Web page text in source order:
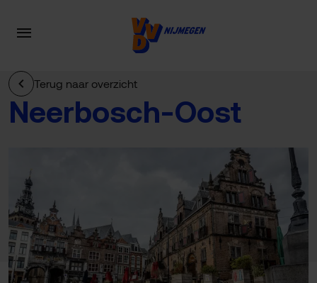
Terug naar overzicht
Neerbosch-Oost